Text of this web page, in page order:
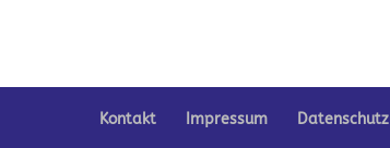
Kontakt Impressum Datenschutz